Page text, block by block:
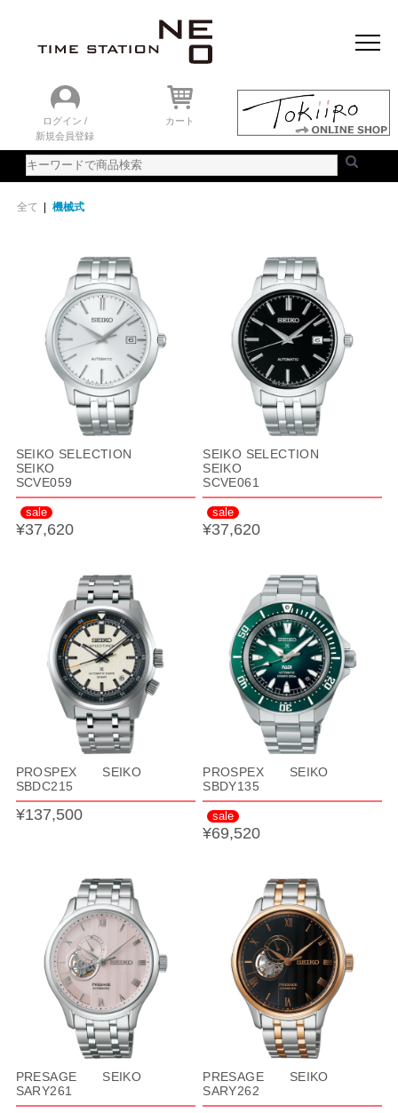
ログイン /
新規会員登録
カート
全て | 機械式
SEIKO SELECTION
SEIKO
SCVE059
sale
¥37,620
SEIKO SELECTION
SEIKO
SCVE061
sale
¥37,620
PROSPEX SEIKO
SBDC215
¥137,500
PROSPEX SEIKO
SBDY135
sale
¥69,520
PRESAGE SEIKO
SARY261
PRESAGE SEIKO
SARY262
おすすめアイテム
ニュース＆トピック
時計を探す
ランキング
ご利用ガイド